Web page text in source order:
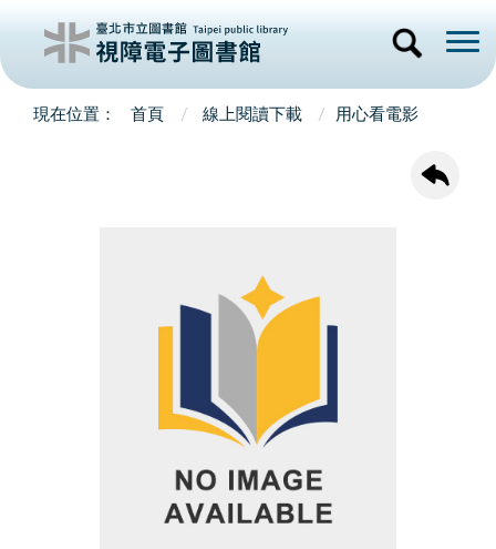
首頁 線上閱讀下載 用心看電影